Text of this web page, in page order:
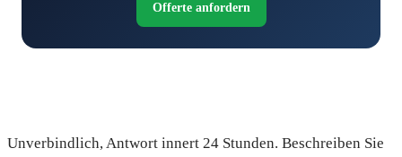
Offerte anfordern
Unverbindlich, Antwort innert 24 Stunden. Beschreiben Sie